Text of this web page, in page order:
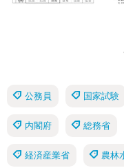
公務員 国家試験
内閣府 総務省
経済産業省 農林